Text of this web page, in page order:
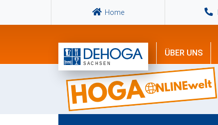
Home
ÜBER UNS